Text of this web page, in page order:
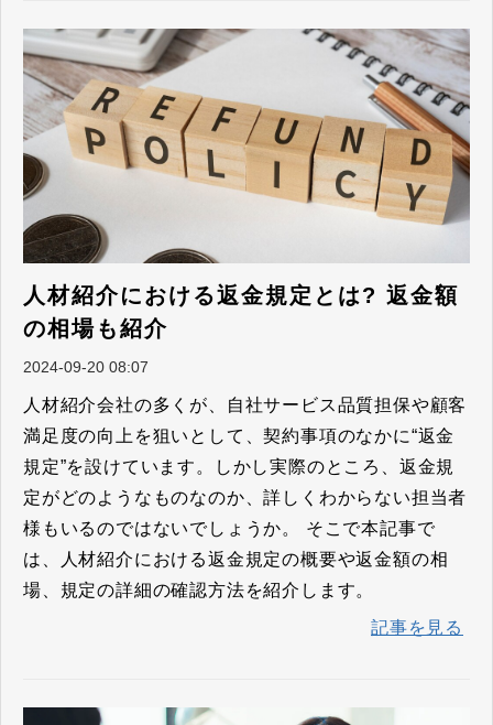
人材紹介における返金規定とは? 返金額
の相場も紹介
2024-09-20 08:07
人材紹介会社の多くが、自社サービス品質担保や顧客
満足度の向上を狙いとして、契約事項のなかに“返金
規定”を設けています。しかし実際のところ、返金規
定がどのようなものなのか、詳しくわからない担当者
様もいるのではないでしょうか。 そこで本記事で
は、人材紹介における返金規定の概要や返金額の相
場、規定の詳細の確認方法を紹介します。
記事を見る